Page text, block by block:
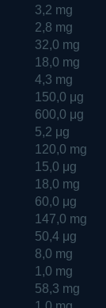
3,2 mg
2,8 mg
32,0 mg
18,0 mg
4,3 mg
150,0 μg
600,0 μg
5,2 μg
120,0 mg
15,0 μg
18,0 mg
60,0 μg
147,0 mg
50,4 μg
8,0 mg
1,0 mg
58,3 mg